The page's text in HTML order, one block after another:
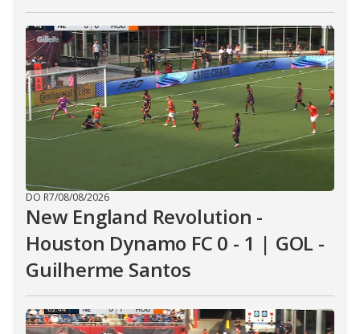
DO R7/08/08/2026
New England Revolution -
Houston Dynamo FC 0 - 1 | GOL -
Guilherme Santos